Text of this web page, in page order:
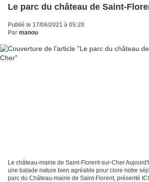
Le parc du château de Saint-
Publié le 17/06/2021 à 05:20
Par manou
Le château-mairie de Saint-Florent-sur-Cher
une balade nature bien agréable pour clore notre
parc du Château-mairie de Saint-Florent, présenté